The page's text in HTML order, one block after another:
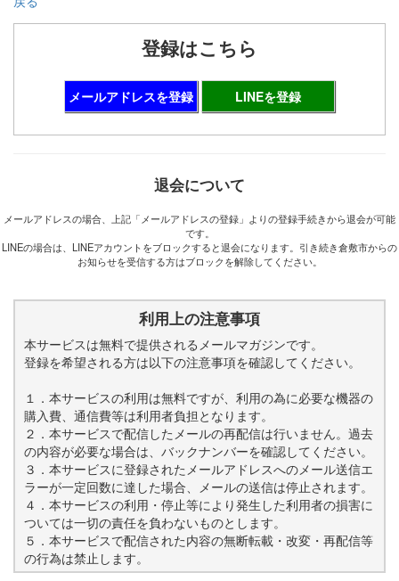
登録はこちら
メールアドレスを登録 LINEを登録
退会について
メールアドレスの場合、上記「メールアドレスの登録」よりの登録手続きから退会が可能
です。
LINEの場合は、LINEアカウントをブロックすると退会になります。引き続き倉敷市からの
お知らせを受信する方はブロックを解除してください。
利用上の注意事項
本サービスは無料で提供されるメールマガジンです。
登録を希望される方は以下の注意事項を確認してください。
１．本サービスの利用は無料ですが、利用の為に必要な機器の
購入費、通信費等は利用者負担となります。
２．本サービスで配信したメールの再配信は行いません。過去
の内容が必要な場合は、バックナンバーを確認してください。
３．本サービスに登録されたメールアドレスへのメール送信エ
ラーが一定回数に達した場合、メールの送信は停止されます。
４．本サービスの利用・停止等により発生した利用者の損害に
ついては一切の責任を負わないものとします。
５．本サービスで配信された内容の無断転載・改変・再配信等
の行為は禁止します。